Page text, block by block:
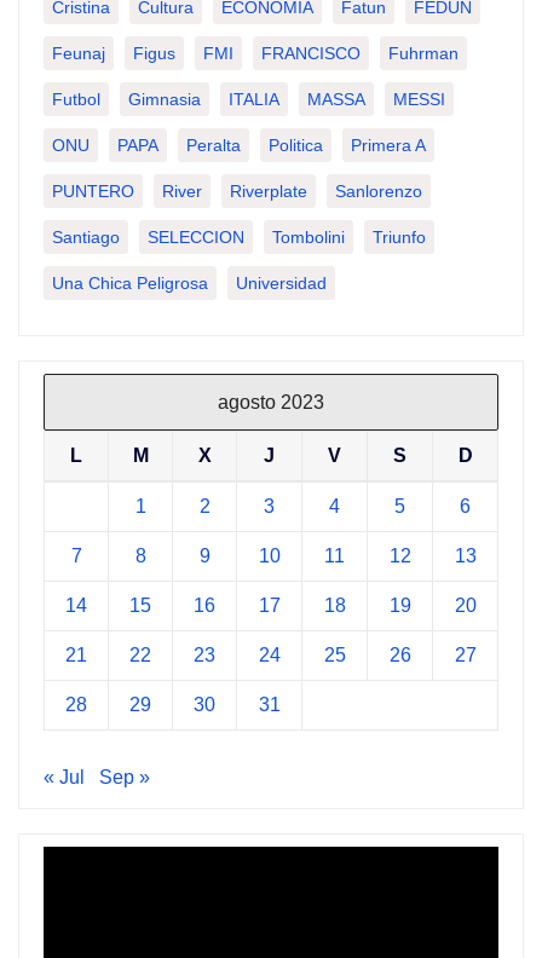
Cristina Cultura ECONOMIA Fatun FEDUN
Feunaj Figus FMI FRANCISCO Fuhrman
Futbol Gimnasia ITALIA MASSA MESSI
ONU PAPA Peralta Politica Primera A
PUNTERO River Riverplate Sanlorenzo
Santiago SELECCION Tombolini Triunfo
Una Chica Peligrosa Universidad
agosto 2023
L M X J V S D
1 2 3 4 5 6
7 8 9 10 11 12 13
14 15 16 17 18 19 20
21 22 23 24 25 26 27
28 29 30 31
« Jul Sep »